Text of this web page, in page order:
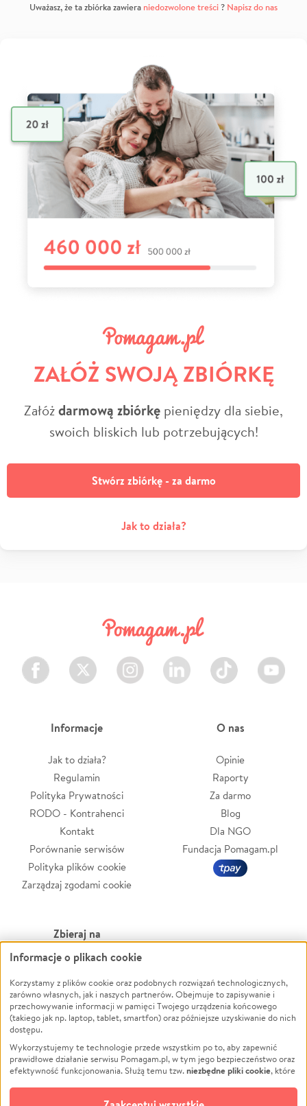
Uważasz, że ta zbiórka zawiera niedozwolone treści? Napisz do nas
ZAŁÓŻ SWOJĄ ZBIÓRKĘ
Załóżdarmową zbiórkę pieniędzy dla siebie,
swoich bliskich lub potrzebujących!
Stwórz zbiórkę - za darmo
Jak to działa?
Facebook Twitter Instagram LinkedIn TikTok Youtube
Informacje
Jak to działa?
Regulamin
Polityka Prywatności
RODO - Kontrahenci
Kontakt
Porównanie serwisów
Polityka plików cookie
Zarządzaj zgodami cookie
O nas
Opinie
Raporty
Za darmo
Blog
Dla NGO
Fundacja Pomagam.pl
Zbieraj na
Leczenie
Zwierzęta
Pożar
Ukraina
Pomoc Finansowa
Projekty
Pogrzeb
Powódź
Wichura
NGO
Edukacja
Podróż
Impreza
Informacje o plikach cookie
Korzystamy z plików cookie oraz podobnych rozwiązań technologicznych,
zarówno własnych, jak i naszych partnerów. Obejmuje to zapisywanie i
przechowywanie informacji w pamięci Twojego urządzenia końcowego
(takiego jak np. laptop, tablet, smartfon) oraz późniejsze uzyskiwanie do nich
dostępu.
Wykorzystujemy te technologie przede wszystkim po to, aby zapewnić
prawidłowe działanie serwisu Pomagam.pl, w tym jego bezpieczeństwo oraz
efektywność funkcjonowania. Służą temu tzw.niezbędne pliki cookie, które
opcjonalnych plików cookie